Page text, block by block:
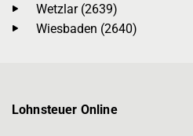
Wetzlar (2639)
Wiesbaden (2640)
Lohnsteuer Online